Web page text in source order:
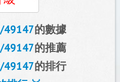
49147的數據
49147的推薦
49147的排行